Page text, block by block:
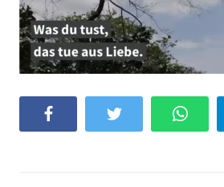
Twitter